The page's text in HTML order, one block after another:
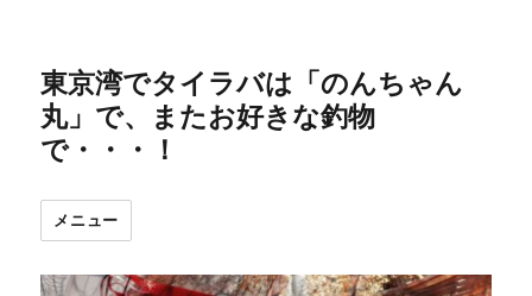
東京湾でタイラバは「のんちゃん
丸」で、またお好きな釣物
で・・・！
メニュー